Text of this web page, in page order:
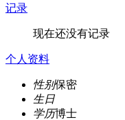
记录
现在还没有记录
个人资料
性别保密
生日
学历博士